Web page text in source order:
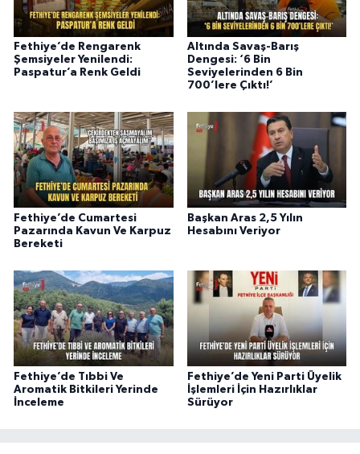
Fethiye’de Rengarenk
Şemsiyeler Yenilendi:
Paspatur’a Renk Geldi
Altında Savaş-Barış
Dengesi: ‘6 Bin
Seviyelerinden 6 Bin
700’lere Çıktı!’
Fethiye’de Cumartesi
Pazarında Kavun Ve Karpuz
Bereketi
Başkan Aras 2,5 Yılın
Hesabını Veriyor
Fethiye’de Tıbbi Ve
Aromatik Bitkileri Yerinde
İnceleme
Fethiye’de Yeni Parti Üyelik
İşlemleri İçin Hazırlıklar
Sürüyor